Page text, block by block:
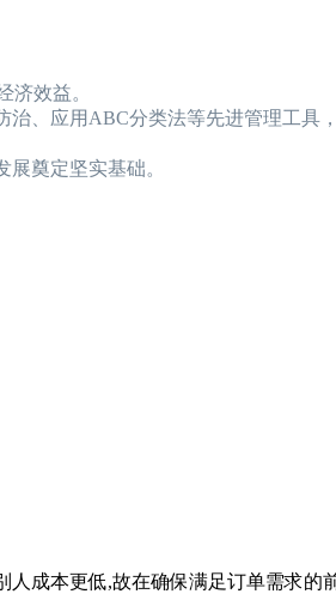
济效益。
治、应用ABC分类法等先进管理工具
奠定坚实基础。
成本更低,故在确保满足订单需求的